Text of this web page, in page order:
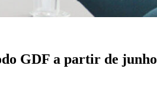
GDF a partir de junho